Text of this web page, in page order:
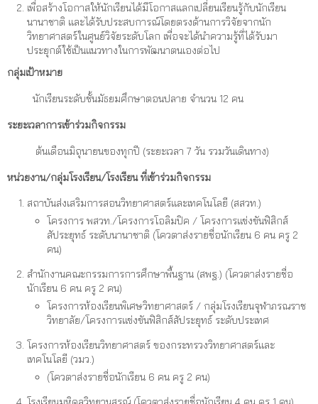
เพื่อสร้างโอกาสให้นักเรียนได้มีโอกาสแลกเปลี่ยนเรียนรู้กับนักเรียน
นานาชาติ และได้รับประสบการณ์โดยตรงด้านการวิจัยจากนัก
วิทยาศาสตร์ในศูนย์วิจัยระดับโลก เพื่อจะได้นำความรู้ที่ได้รับมา
ประยุกต์ใช้เป็นแนวทางในการพัฒนาตนเองต่อไป
กลุ่มเป้าหมาย
นักเรียนระดับชั้นมัธยมศึกษาตอนปลาย จำนวน 12 คน
ระยะเวลาการเข้าร่วมกิจกรรม
ต้นเดือนมิถุนายนของทุกปี (ระยะเวลา 7 วัน รวมวันเดินทาง)
หน่วยงาน/กลุ่มโรงเรียน/โรงเรียน ที่เข้าร่วมกิจกรรม
สถาบันส่งเสริมการสอนวิทยาศาสตร์และเทคโนโลยี (สสวท.)
โครงการ พสวท./โครงการโอลิมปิค / โครงการแข่งขันฟิสิกส์
สัประยุทธ์ ระดับนานาชาติ (โควตาส่งรายชื่อนักเรียน 6 คน ครู 2
คน)
สำนักงานคณะกรรมการการศึกษาพื้นฐาน (สพฐ.) (โควตาส่งรายชื่อ
นักเรียน 6 คน ครู 2 คน)
โครงการห้องเรียนพิเศษวิทยาศาสตร์ / กลุ่มโรงเรียนจุฬาภรณราช
วิทยาลัย/โครงการแข่งขันฟิสิกส์สัประยุทธ์ ระดับประเทศ
โครงการห้องเรียนวิทยาศาสตร์ ของกระทรวงวิทยาศาสตร์และ
เทคโนโลยี (วมว.)
(โควตาส่งรายชื่อนักเรียน 6 คน ครู 2 คน)